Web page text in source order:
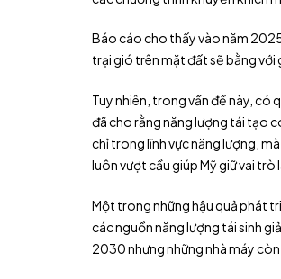
Báo cáo cho thấy vào năm
trại gió trên mặt đất sẽ bằng
Tuy nhiên, trong vấn đề này, có
đã cho rằng năng lượng tái tạo
chỉ trong lĩnh vực năng lượng,
luôn vượt cầu giúp Mỹ giữ vai trò
Một trong những hậu quả phát
các nguồn năng lượng tái sinh
2030 nhưng những nhà máy